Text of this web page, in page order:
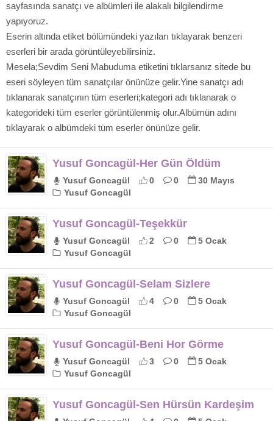
sayfasında sanatçı ve albümleri ile alakalı bilgilendirme
yapıyoruz.
Eserin altında etiket bölümündeki yazıları tıklayarak benzeri
eserleri bir arada görüntüleyebilirsiniz.
Mesela;Sevdim Seni Mabuduma etiketini tıklarsanız sitede bu
eseri söyleyen tüm sanatçılar önünüze gelir.Yine sanatçı adı
tıklanarak sanatçının tüm eserleri;kategori adı tıklanarak o
kategorideki tüm eserler görüntülenmiş olur.Albümün adını
tıklayarak o albümdeki tüm eserler önünüze gelir.
Yusuf Goncagül-Her Gün Öldüm
Yusuf Goncagül 0 0
30 Mayıs
Yusuf Goncagül
Yusuf Goncagül-Teşekkür
Yusuf Goncagül 2 0
5 Ocak
Yusuf Goncagül
Yusuf Goncagül-Selam Sizlere
Yusuf Goncagül 4 0
5 Ocak
Yusuf Goncagül
Yusuf Goncagül-Beni Hor Görme
Yusuf Goncagül 3 0
5 Ocak
Yusuf Goncagül
Yusuf Goncagül-Sen Hürsün Kardeşim